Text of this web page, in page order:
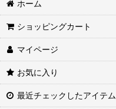
ホーム
ショッピングカート
マイページ
お気に入り
最近チェックしたアイテム